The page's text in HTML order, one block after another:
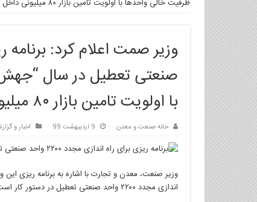
ظرفیت خالی واحدها با اولویت تامین بازار ۸۰ میلیونی داخل کشور
صنعتی تعطیل در سال
با اولویت تامین بازار ۸۰ میلیونی داخل کشور
خانه صنعت و معدن 9 اردیبهشت 99 اخبار و
وزیر صنعت، معدن و تجارت با اشاره به برنامه ریزی
اندازی مجدد ۲۲۰۰ واحد صنعتی تعطیل در دستور کار است.